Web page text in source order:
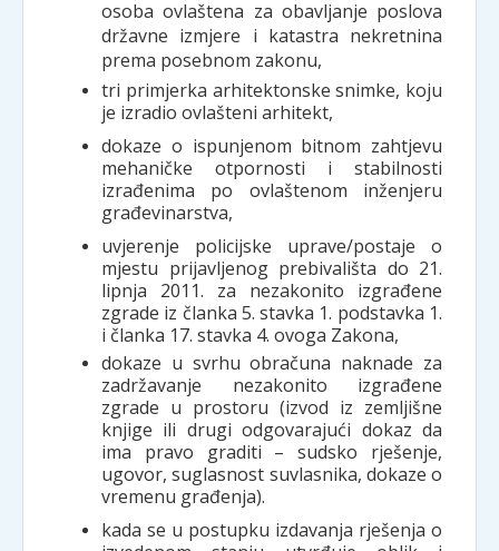
osoba ovlaštena za obavljanje poslova
državne izmjere i katastra nekretnina
prema posebnom zakonu,
tri primjerka arhitektonske snimke, koju
je izradio ovlašteni arhitekt,
dokaze o ispunjenom bitnom zahtjevu
mehaničke otpornosti i stabilnosti
izrađenima po ovlaštenom inženjeru
građevinarstva,
uvjerenje policijske uprave/postaje o
mjestu prijavljenog prebivališta do 21.
lipnja 2011. za nezakonito izgrađene
zgrade iz članka 5. stavka 1. podstavka 1.
i članka 17. stavka 4. ovoga Zakona,
dokaze u svrhu obračuna naknade za
zadržavanje nezakonito izgrađene
zgrade u prostoru (izvod iz zemljišne
knjige ili drugi odgovarajući dokaz da
ima pravo graditi – sudsko rješenje,
ugovor, suglasnost suvlasnika, dokaze o
vremenu građenja).
kada se u postupku izdavanja rješenja o